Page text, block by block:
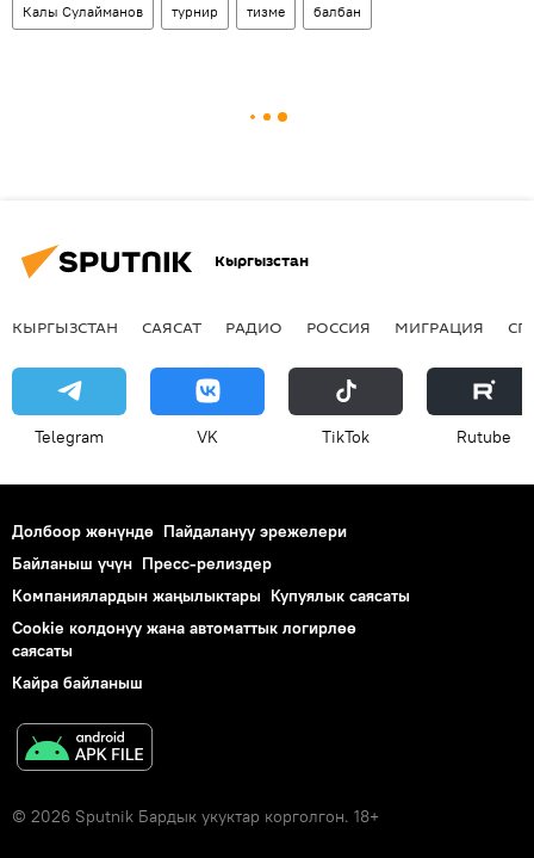
Калы Сулайманов турнир тизме балбан
Кыргызстан
КЫРГЫЗСТАН САЯСАТ РАДИО РОССИЯ МИГРАЦИЯ
Telegram VK ТikТоk Rutube
Долбоор жөнүндө Пайдалануу эрежелери
Байланыш үчүн Пресс-релиздер
Компаниялардын жаңылыктары Купуялык саясаты
Cookie колдонуу жана автоматтык логирлөө
саясаты
Кайра байланыш
© 2026 Sputnik Бардык укуктар корголгон. 18+